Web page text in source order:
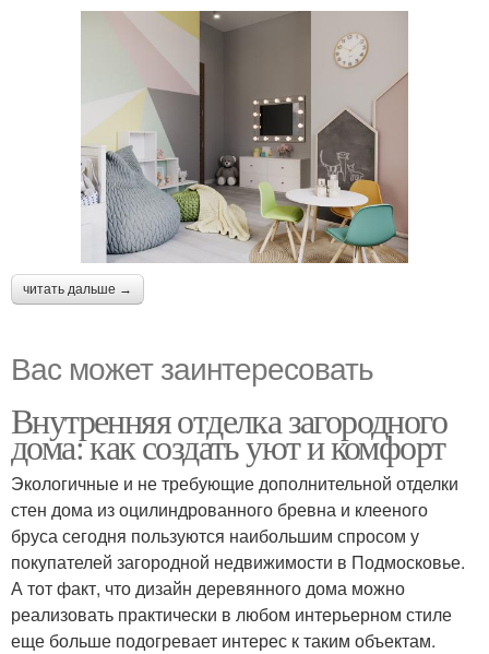
читать дальше →
Вас может заинтересовать
Внутренняя отделка загородного
дома: как создать уют и комфорт
Экологичные и не требующие дополнительной отделки
стен дома из оцилиндрованного бревна и клееного
бруса сегодня пользуются наибольшим спросом у
покупателей загородной недвижимости в Подмосковье.
А тот факт, что дизайн деревянного дома можно
реализовать практически в любом интерьерном стиле
еще больше подогревает интерес к таким объектам.